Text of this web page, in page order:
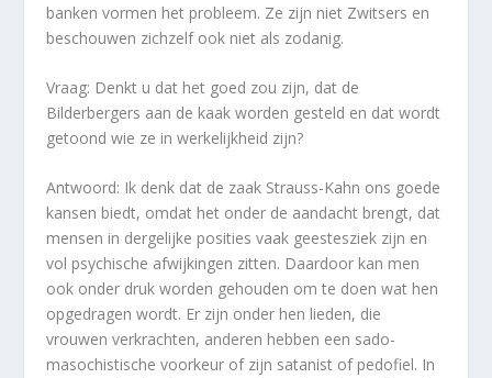
banken vormen het probleem. Ze zijn niet Zwitsers en
beschouwen zichzelf ook niet als zodanig.
Vraag: Denkt u dat het goed zou zijn, dat de
Bilderbergers aan de kaak worden gesteld en dat wordt
getoond wie ze in werkelijkheid zijn?
Antwoord: Ik denk dat de zaak Strauss-Kahn ons goede
kansen biedt, omdat het onder de aandacht brengt, dat
mensen in dergelijke posities vaak geestesziek zijn en
vol psychische afwijkingen zitten. Daardoor kan men
ook onder druk worden gehouden om te doen wat hen
opgedragen wordt. Er zijn onder hen lieden, die
vrouwen verkrachten, anderen hebben een sado-
masochistische voorkeur of zijn satanist of pedofiel. In